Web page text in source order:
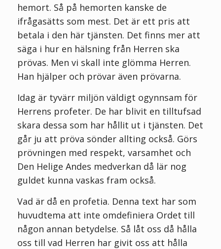
hemort. Så på hemorten kanske de
ifrågasätts som mest. Det är ett pris att
betala i den här tjänsten. Det finns mer att
säga i hur en hälsning från Herren ska
prövas. Men vi skall inte glömma Herren.
Han hjälper och prövar även prövarna.
Idag är tyvärr miljön väldigt ogynnsam för
Herrens profeter. De har blivit en tilltufsad
skara dessa som har hållit ut i tjänsten. Det
går ju att pröva sönder allting också. Görs
prövningen med respekt, varsamhet och
Den Helige Andes medverkan då lär nog
guldet kunna vaskas fram också.
Vad är då en profetia. Denna text har som
huvudtema att inte omdefiniera Ordet till
någon annan betydelse. Så låt oss då hålla
oss till vad Herren har givit oss att hålla